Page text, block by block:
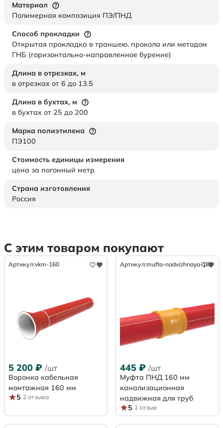
Материал
Полимерная композиция ПЭ/ПНД
Способ прокладки
Открытая прокладка в траншею. прокола или методом
ГНБ (горизонтально-направленное бурение)
Длина в отрезках, м
в отрезках от 6 до 13.5
Длина в бухтах, м
в бухтах от 25 до 200
Марка полиэтилена
ПЭ100
Стоимость единицы измерения
цена за погонный метр
Страна изготовления
Россия
С этим товаром покупают
Артикул:vkm-160
5 200 ₽ /шт
Воронка кабельная
монтажная 160 мм
5 2 отзыва
Артикул:mufta-nadvizhnaya-160
445 ₽ /шт
Муфта ПНД 160 мм
канализационная
надвижная для труб
5 1 отзыв